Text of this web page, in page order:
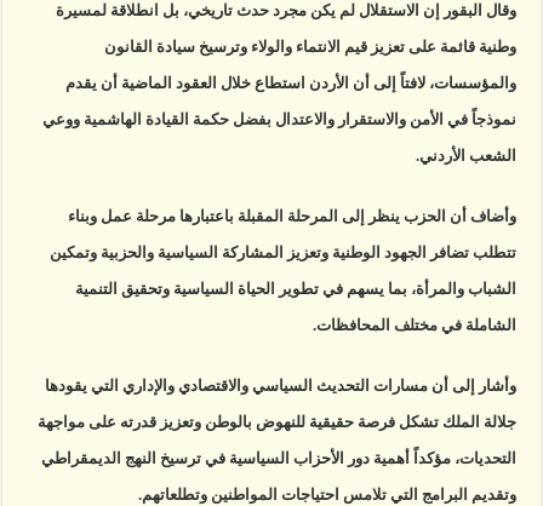
وقال البقور إن الاستقلال لم يكن مجرد حدث تاريخي، بل انطلاقة لمسيرة
وطنية قائمة على تعزيز قيم الانتماء والولاء وترسيخ سيادة القانون
والمؤسسات، لافتاً إلى أن الأردن استطاع خلال العقود الماضية أن يقدم
نموذجاً في الأمن والاستقرار والاعتدال بفضل حكمة القيادة الهاشمية ووعي
الشعب الأردني.
وأضاف أن الحزب ينظر إلى المرحلة المقبلة باعتبارها مرحلة عمل وبناء
تتطلب تضافر الجهود الوطنية وتعزيز المشاركة السياسية والحزبية وتمكين
الشباب والمرأة، بما يسهم في تطوير الحياة السياسية وتحقيق التنمية
الشاملة في مختلف المحافظات.
وأشار إلى أن مسارات التحديث السياسي والاقتصادي والإداري التي يقودها
جلالة الملك تشكل فرصة حقيقية للنهوض بالوطن وتعزيز قدرته على مواجهة
التحديات، مؤكداً أهمية دور الأحزاب السياسية في ترسيخ النهج الديمقراطي
وتقديم البرامج التي تلامس احتياجات المواطنين وتطلعاتهم.